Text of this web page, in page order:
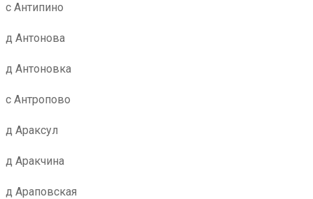
с Антипино
д Антонова
д Антоновка
с Антропово
д Араксул
д Аракчина
д Араповская